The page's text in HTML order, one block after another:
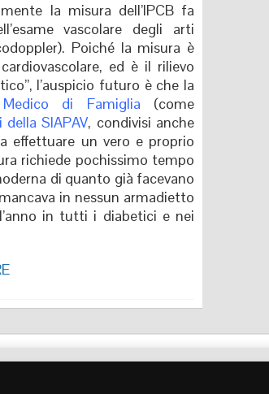
la misura dell’IPCB fa
vascolare degli arti
Poiché la misura è
ed è il rilievo
l’auspicio futuro è che la
Medico di Famiglia (come
SIAPAV, condivisi anche
effettuare un vero e proprio
richiede pochissimo tempo
di quanto già facevano
in nessun armadietto
in tutti i diabetici e nei